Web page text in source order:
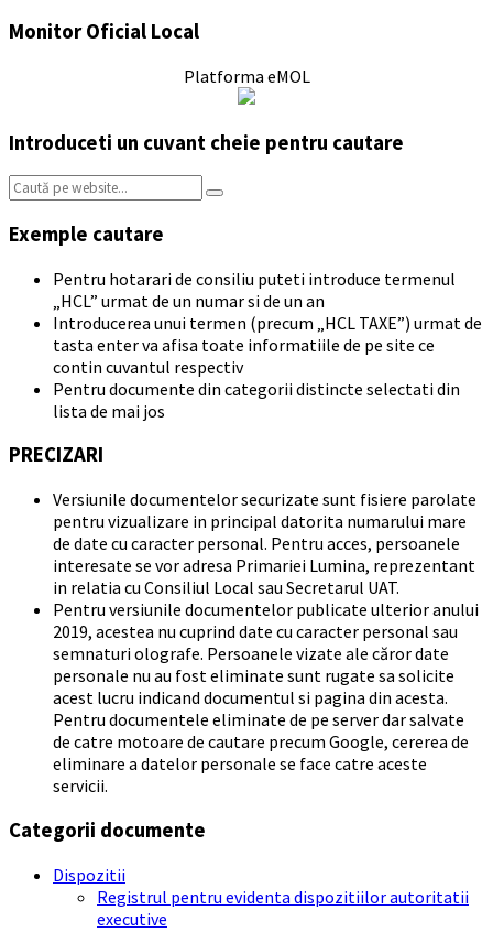
Monitor Oficial Local
Platforma eMOL
Introduceti un cuvant cheie pentru cautare
Search:
Exemple cautare
Pentru hotarari de consiliu puteti introduce termenul
„HCL” urmat de un numar si de un an
Introducerea unui termen (precum „HCL TAXE”) urmat de
tasta enter va afisa toate informatiile de pe site ce
contin cuvantul respectiv
Pentru documente din categorii distincte selectati din
lista de mai jos
PRECIZARI
Versiunile documentelor securizate sunt fisiere parolate
pentru vizualizare in principal datorita numarului mare
de date cu caracter personal. Pentru acces, persoanele
interesate se vor adresa Primariei Lumina, reprezentant
in relatia cu Consiliul Local sau Secretarul UAT.
Pentru versiunile documentelor publicate ulterior anului
2019, acestea nu cuprind date cu caracter personal sau
semnaturi olografe. Persoanele vizate ale căror date
personale nu au fost eliminate sunt rugate sa solicite
acest lucru indicand documentul si pagina din acesta.
Pentru documentele eliminate de pe server dar salvate
de catre motoare de cautare precum Google, cererea de
eliminare a datelor personale se face catre aceste
servicii.
Categorii documente
Dispozitii
Registrul pentru evidenta dispozitiilor autoritatii
executive